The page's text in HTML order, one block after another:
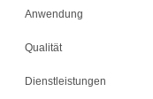
Anwendung
Qualität
Dienstleistungen